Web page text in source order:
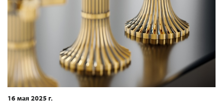
16 мая 2025 г.